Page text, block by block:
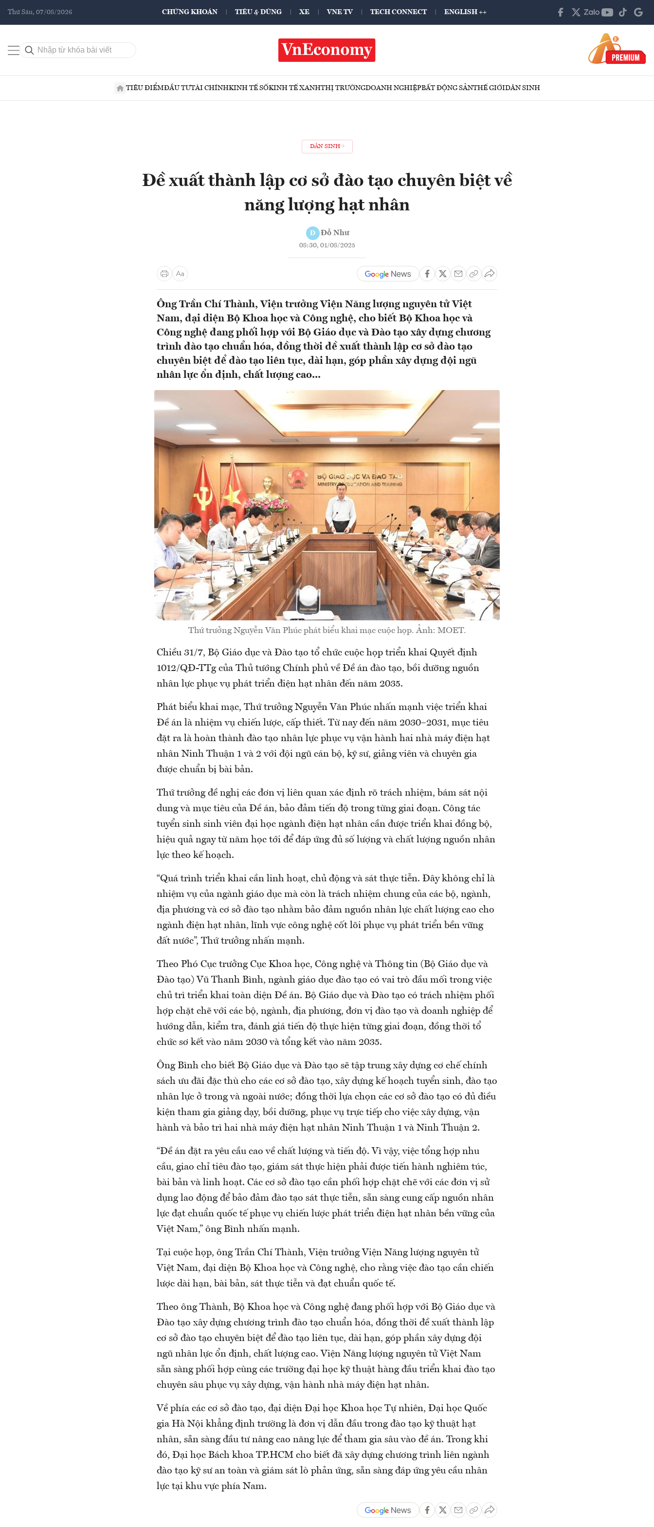
Thứ Sáu, 07/08/2026 CHỨNG KHOÁN TIÊU & DÙNG XE VNE TV TECH CONNECT ENGLISH ++
TIÊU ĐIỂMĐẦU TƯTÀI CHÍNHKINH TẾ SỐKINH TẾ XANHTHỊ TRƯỜNGDOANH NGHIỆPBẤT ĐỘNG SẢNTHẾ GIỚIDÂN SINH
DÂN SINH
Đề xuất thành lập cơ sở đào tạo chuyên biệt về
năng lượng hạt nhân
Đ Đỗ Như
08:30, 01/08/2025
Ông Trần Chí Thành, Viện trưởng Viện Năng lượng nguyên tử Việt
Nam, đại diện Bộ Khoa học và Công nghệ, cho biết Bộ Khoa học và
Công nghệ đang phối hợp với Bộ Giáo dục và Đào tạo xây dựng chương
trình đào tạo chuẩn hóa, đồng thời đề xuất thành lập cơ sở đào tạo
chuyên biệt để đào tạo liên tục, dài hạn, góp phần xây dựng đội ngũ
nhân lực ổn định, chất lượng cao...
Thứ trưởng Nguyễn Văn Phúc phát biểu khai mạc cuộc họp. Ảnh: MOET.
Chiều 31/7, Bộ Giáo dục và Đào tạo tổ chức cuộc họp triển khai Quyết định
1012/QĐ-TTg của Thủ tướng Chính phủ về Đề án đào tạo, bồi dưỡng nguồn
nhân lực phục vụ phát triển điện hạt nhân đến năm 2035.
Phát biểu khai mạc, Thứ trưởng Nguyễn Văn Phúc nhấn mạnh việc triển khai
Đề án là nhiệm vụ chiến lược, cấp thiết. Từ nay đến năm 2030–2031, mục tiêu
đặt ra là hoàn thành đào tạo nhân lực phục vụ vận hành hai nhà máy điện hạt
nhân Ninh Thuận 1 và 2 với đội ngũ cán bộ, kỹ sư, giảng viên và chuyên gia
được chuẩn bị bài bản.
Thứ trưởng đề nghị các đơn vị liên quan xác định rõ trách nhiệm, bám sát nội
dung và mục tiêu của Đề án, bảo đảm tiến độ trong từng giai đoạn. Công tác
tuyển sinh sinh viên đại học ngành điện hạt nhân cần được triển khai đồng bộ,
hiệu quả ngay từ năm học tới để đáp ứng đủ số lượng và chất lượng nguồn nhân
lực theo kế hoạch.
“Quá trình triển khai cần linh hoạt, chủ động và sát thực tiễn. Đây không chỉ là
nhiệm vụ của ngành giáo dục mà còn là trách nhiệm chung của các bộ, ngành,
địa phương và cơ sở đào tạo nhằm bảo đảm nguồn nhân lực chất lượng cao cho
ngành điện hạt nhân, lĩnh vực công nghệ cốt lõi phục vụ phát triển bền vững
đất nước”, Thứ trưởng nhấn mạnh.
Theo Phó Cục trưởng Cục Khoa học, Công nghệ và Thông tin (Bộ Giáo dục và
Đào tạo) Vũ Thanh Bình, ngành giáo dục đào tạo có vai trò đầu mối trong việc
chủ trì triển khai toàn diện Đề án. Bộ Giáo dục và Đào tạo có trách nhiệm phối
hợp chặt chẽ với các bộ, ngành, địa phương, đơn vị đào tạo và doanh nghiệp để
hướng dẫn, kiểm tra, đánh giá tiến độ thực hiện từng giai đoạn, đồng thời tổ
chức sơ kết vào năm 2030 và tổng kết vào năm 2035.
Ông Bình cho biết Bộ Giáo dục và Đào tạo sẽ tập trung xây dựng cơ chế chính
sách ưu đãi đặc thù cho các cơ sở đào tạo, xây dựng kế hoạch tuyển sinh, đào tạo
nhân lực ở trong và ngoài nước; đồng thời lựa chọn các cơ sở đào tạo có đủ điều
kiện tham gia giảng dạy, bồi dưỡng, phục vụ trực tiếp cho việc xây dựng, vận
hành và bảo trì hai nhà máy điện hạt nhân Ninh Thuận 1 và Ninh Thuận 2.
“Đề án đặt ra yêu cầu cao về chất lượng và tiến độ. Vì vậy, việc tổng hợp nhu
cầu, giao chỉ tiêu đào tạo, giám sát thực hiện phải được tiến hành nghiêm túc,
bài bản và linh hoạt. Các cơ sở đào tạo cần phối hợp chặt chẽ với các đơn vị sử
dụng lao động để bảo đảm đào tạo sát thực tiễn, sẵn sàng cung cấp nguồn nhân
lực đạt chuẩn quốc tế phục vụ chiến lược phát triển điện hạt nhân bền vững của
Việt Nam,” ông Bình nhấn mạnh.
Tại cuộc họp, ông Trần Chí Thành, Viện trưởng Viện Năng lượng nguyên tử
Việt Nam, đại diện Bộ Khoa học và Công nghệ, cho rằng việc đào tạo cần chiến
lược dài hạn, bài bản, sát thực tiễn và đạt chuẩn quốc tế.
Theo ông Thành, Bộ Khoa học và Công nghệ đang phối hợp với Bộ Giáo dục và
Đào tạo xây dựng chương trình đào tạo chuẩn hóa, đồng thời đề xuất thành lập
cơ sở đào tạo chuyên biệt để đào tạo liên tục, dài hạn, góp phần xây dựng đội
ngũ nhân lực ổn định, chất lượng cao. Viện Năng lượng nguyên tử Việt Nam
sẵn sàng phối hợp cùng các trường đại học kỹ thuật hàng đầu triển khai đào tạo
chuyên sâu phục vụ xây dựng, vận hành nhà máy điện hạt nhân.
Về phía các cơ sở đào tạo, đại diện Đại học Khoa học Tự nhiên, Đại học Quốc
gia Hà Nội khẳng định trường là đơn vị dẫn đầu trong đào tạo kỹ thuật hạt
nhân, sẵn sàng đầu tư nâng cao năng lực để tham gia sâu vào đề án. Trong khi
đó, Đại học Bách khoa TP.HCM cho biết đã xây dựng chương trình liên ngành
đào tạo kỹ sư an toàn và giám sát lò phản ứng, sẵn sàng đáp ứng yêu cầu nhân
lực tại khu vực phía Nam.